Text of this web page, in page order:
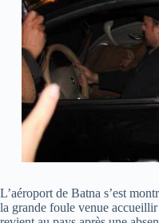
L’aéroport de Batna s’est
la grande foule venue